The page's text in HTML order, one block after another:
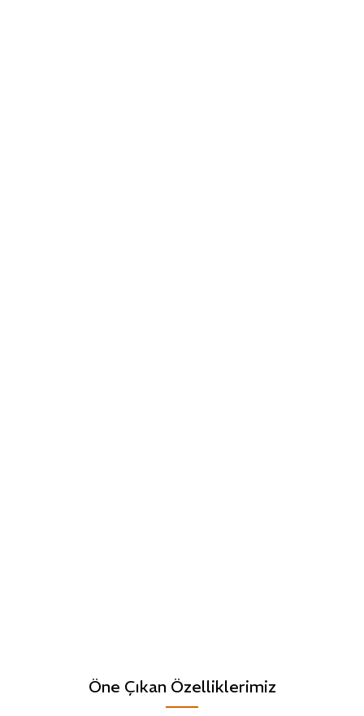
Öne Çıkan Özelliklerimiz